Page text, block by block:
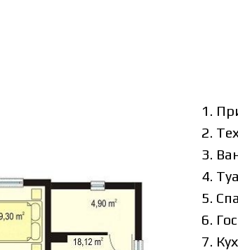
1.
2.
3.
4.
5.
6.
7.